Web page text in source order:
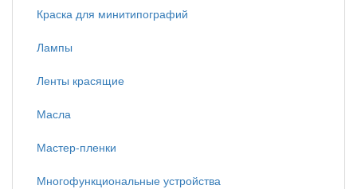
Краска для минитипографий
Лампы
Ленты красящие
Масла
Мастер-пленки
Многофункциональные устройства